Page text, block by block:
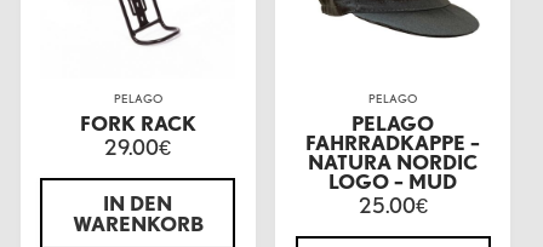
PELAGO
FORK RACK
29.00€
IN DEN
WARENKORB
PELAGO
PELAGO
FAHRRADKAPPE –
NATURA NORDIC
LOGO – MUD
25.00€